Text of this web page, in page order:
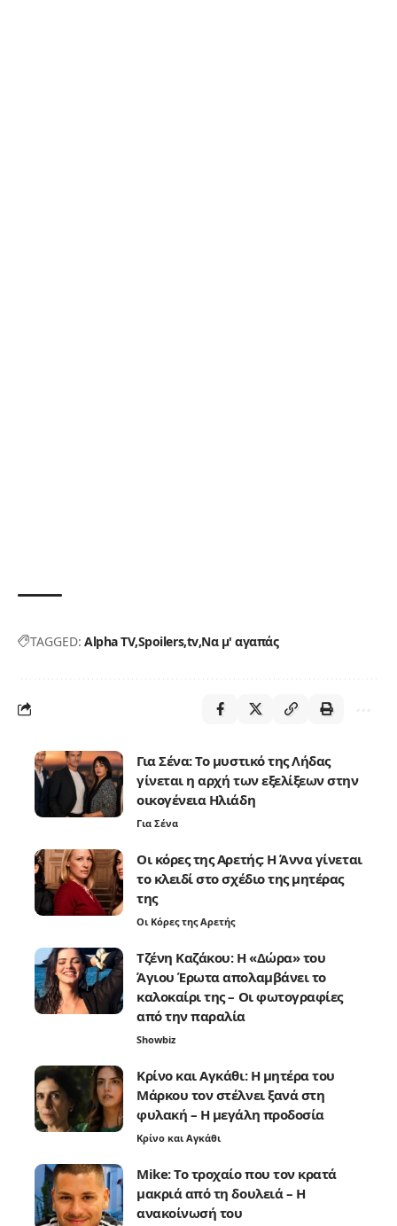
TAGGED: Alpha TVSpoilers tv Να μ' αγαπάς
Για Σένα: Το μυστικό της Λήδας
γίνεται η αρχή των εξελίξεων στην
οικογένεια Ηλιάδη
Για Σένα
Οι κόρες της Αρετής: Η Άννα γίνεται
το κλειδί στο σχέδιο της μητέρας
της
Οι Κόρες της Αρετής
Τζένη Καζάκου: Η «Δώρα» του
Άγιου Έρωτα απολαμβάνει το
καλοκαίρι της – Οι φωτογραφίες
από την παραλία
Showbiz
Κρίνο και Αγκάθι: Η μητέρα του
Μάρκου τον στέλνει ξανά στη
φυλακή – Η μεγάλη προδοσία
Κρίνο και Αγκάθι
Mike: Το τροχαίο που τον κρατά
μακριά από τη δουλειά – Η
ανακοίνωσή του